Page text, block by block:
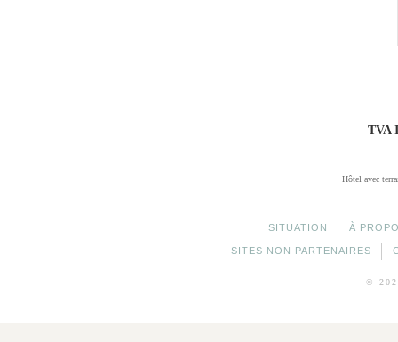
TVA
Hôtel avec
SITUATION À
SITES NON PARTENAIRES
©